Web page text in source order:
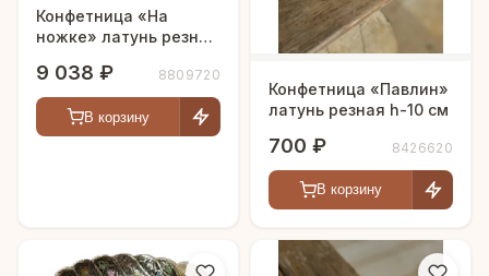
Конфетница «На
ножке» латунь резная
9 038 ₽ 8809720
В корзину
Конфетница «Павлин»
латунь резная h-10 см
700 ₽ 8426620
В корзину